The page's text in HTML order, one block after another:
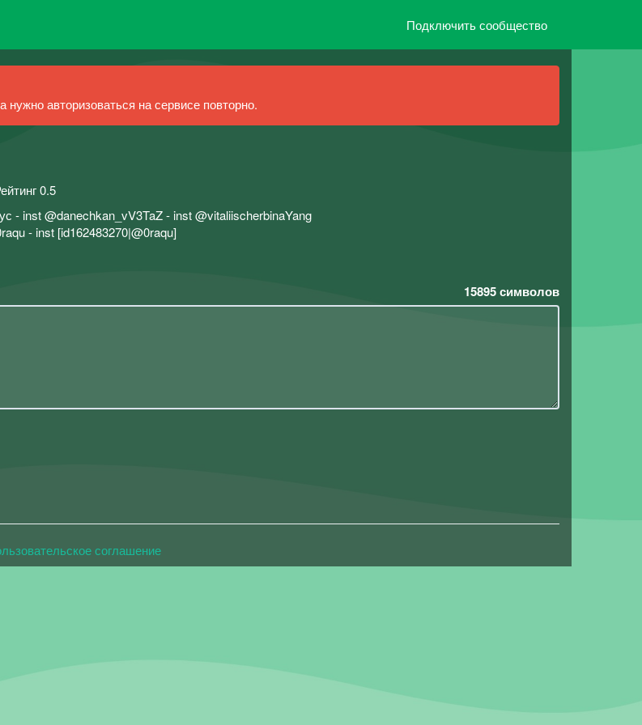
Подключить сообщество
авторизоваться на сервисе повторно.
0.5
@danechkan_vV3TaZ - inst @vitaliischerbinaYang
- inst [id162483270|@0raqu]
15895символов
соглашение